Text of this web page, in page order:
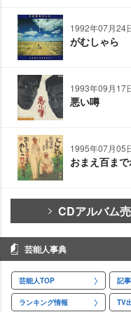
1992年07月24
がむしゃら
1993年09月17
悪い噂
1995年07月05
おまえ百ま
CDアルバム
芸能人事典
芸能人TOP 記事
ランキング情報 TV